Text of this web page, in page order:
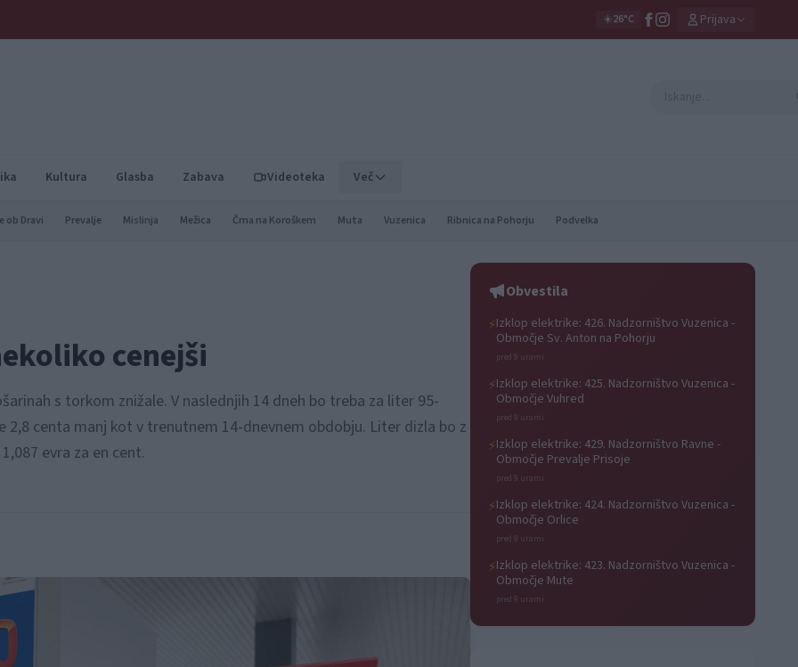
☀️26°C Prijava
Kultura Glasba Zabava Videoteka Več
ob Dravi Prevalje Mislinja Mežica Črna na Koroškem Muta Vuzenica Ribnica na Pohorju Podvelka
cenejši
s torkom znižale. V naslednjih 14 dneh bo treba za liter 95-
2,8 centa manj kot v trenutnem 14-dnevnem obdobju. Liter dizla bo z
evra za en cent.
Obvestila
⚡Izklop elektrike: 426. Nadzorništvo Vuzenica -
Območje Sv. Anton na Pohorju
pred 9 urami
⚡Izklop elektrike: 425. Nadzorništvo Vuzenica -
Območje Vuhred
pred 9 urami
⚡Izklop elektrike: 429. Nadzorništvo Ravne -
Območje Prevalje Prisoje
pred 9 urami
⚡Izklop elektrike: 424. Nadzorništvo Vuzenica -
Območje Orlice
pred 9 urami
⚡Izklop elektrike: 423. Nadzorništvo Vuzenica -
Območje Mute
pred 9 urami